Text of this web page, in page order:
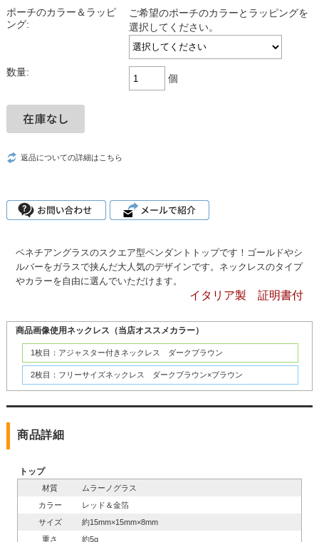
ポーチのカラー＆ラッピ
ング:
ご希望のポーチのカラーとラッピングを
選択してください。
数量:
個
返品についての詳細はこちら
ベネチアングラスのスクエア型ペンダントトップです！ゴールドやシ
ルバーをガラスで挟んだ大人気のデザインです。ネックレスのタイプ
やカラーを自由に選んでいただけます。
イタリア製 証明書付
商品画像使用ネックレス（当店オススメカラー）
1枚目：アジャスター付きネックレス ダークブラウン
2枚目：フリーサイズネックレス ダークブラウン×ブラウン
商品詳細
トップ
材質
ムラーノグラス
カラー
レッド＆金箔
サイズ
約15mm×15mm×8mm
重さ
約5g